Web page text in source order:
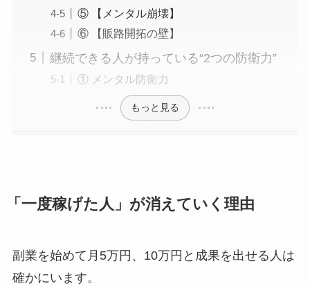
⑤ 【メンタル崩壊】
⑥ 【販路開拓の壁】
継続できる人が持っている“2つの防衛力”
① メンタル防衛力
もっと見る
「一度稼げた人」が消えていく理由
副業を始めて月5万円、10万円と成果を出せる人は
確かにいます。